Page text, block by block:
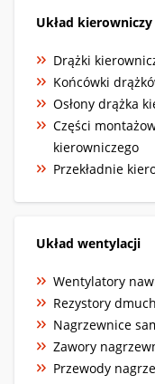
Układ kierowniczy
Drążki
Końcówki
Osłony drążka
Części
kierowniczego
Przekładnie
Układ wentylacji
Wentylatory
Rezystory
Nagrzewnice
Zawory
Przewody